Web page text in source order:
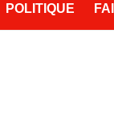
POLITIQUE